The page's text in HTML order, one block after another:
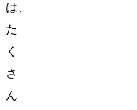
は、
た
く
さ
ん